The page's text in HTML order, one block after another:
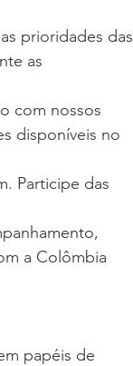
prioridades das
as
com nossos
disponíveis no
Participe das
a Colômbia
papéis de